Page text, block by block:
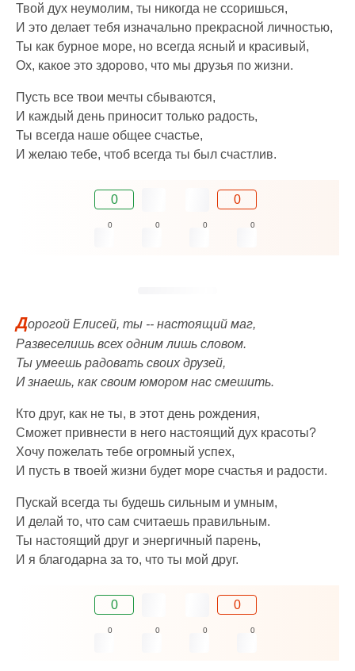
Твой дух неумолим, ты никогда не ссоришься,
И это делает тебя изначально прекрасной личностью,
Ты как бурное море, но всегда ясный и красивый,
Ох, какое это здорово, что мы друзья по жизни.
Пусть все твои мечты сбываются,
И каждый день приносит только радость,
Ты всегда наше общее счастье,
И желаю тебе, чтоб всегда ты был счастлив.
0 0
0 0 0 0
Дорогой Елисей, ты -- настоящий маг,
Развеселишь всех одним лишь словом.
Ты умеешь радовать своих друзей,
И знаешь, как своим юмором нас смешить.
Кто друг, как не ты, в этот день рождения,
Сможет привнести в него настоящий дух красоты?
Хочу пожелать тебе огромный успех,
И пусть в твоей жизни будет море счастья и радости.
Пускай всегда ты будешь сильным и умным,
И делай то, что сам считаешь правильным.
Ты настоящий друг и энергичный парень,
И я благодарна за то, что ты мой друг.
0 0
0 0 0 0